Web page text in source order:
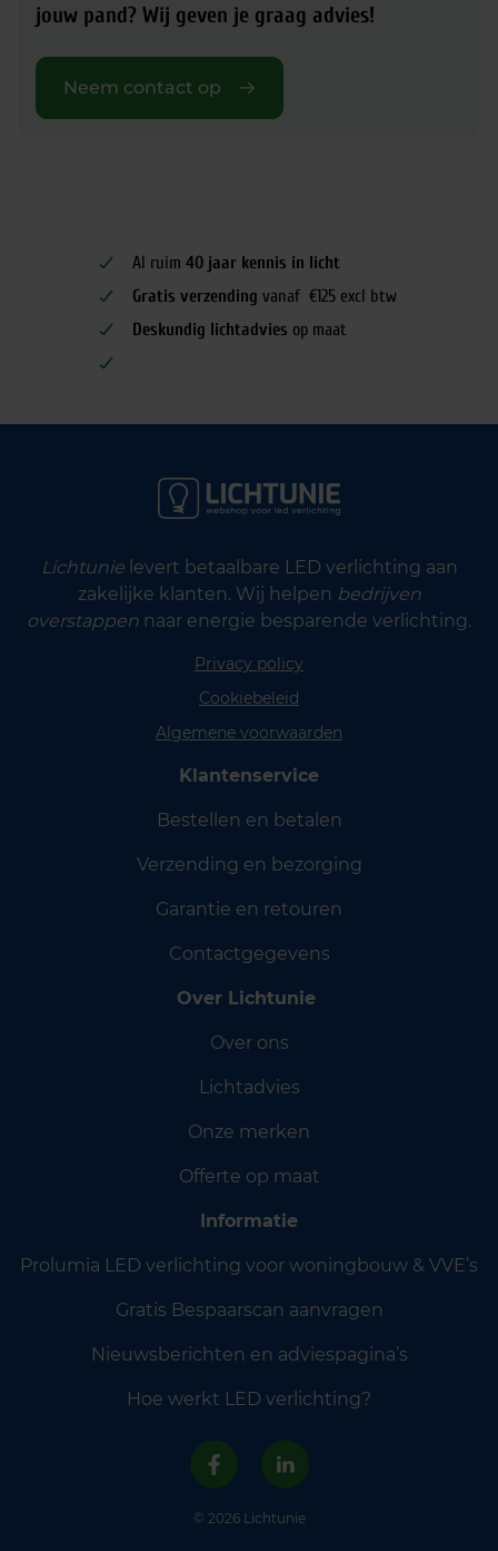
jouw pand? Wij geven je graag advies!
Neem contact op
Al ruim 40 jaar kennis in licht
Gratis verzending vanaf €125 excl btw
Deskundig lichtadvies op maat
Lichtunielevert betaalbare LED verlichting aan
zakelijke klanten. Wij helpen bedrijven
overstappen naar energie besparende verlichting.
Privacy policy
Cookiebeleid
Algemene voorwaarden
Klantenservice
Bestellen en betalen
Verzending en bezorging
Garantie en retouren
Contactgegevens
Over Lichtunie
Over ons
Lichtadvies
Onze merken
Offerte op maat
Informatie
Prolumia LED verlichting voor woningbouw & VVE’s
Gratis Bespaarscan aanvragen
Nieuwsberichten en adviespagina’s
Hoe werkt LED verlichting?
© 2026 Lichtunie